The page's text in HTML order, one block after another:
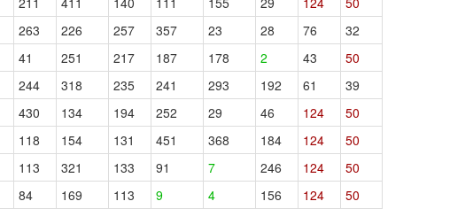
263 226 257 357 23 28 76
32
41 251 217 187 178 2 43
50
244 318 235 241 293 192 61
39
430 134 194 252 29 46 124
50
118 154 131 451 368 184 124
50
113 321 133 91 7 246 124
50
84 169 113 9 4 156 124
50